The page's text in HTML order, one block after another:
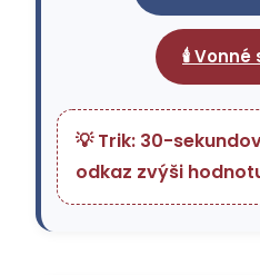
🕯 Vonné
💡 Trik: 30-
odkaz zvýši